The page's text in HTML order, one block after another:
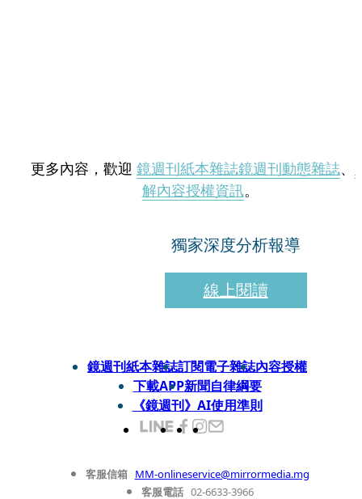
更多內容，歡迎 鏡週刊紙本雜誌鏡週刊動態雜誌、
解內容授權資訊。
獨家深度分析報導
線上閱讀
鏡週刊紙本雜誌訂閱電子雜誌內容授權
下載APP新聞自律綱要
《鏡週刊》AI使用準則
客服信箱 MM-onlineservice@mirrormedia.mg
客服電話 02-6633-3966